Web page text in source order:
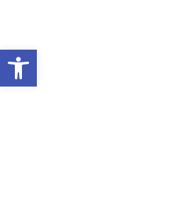
Open toolbar